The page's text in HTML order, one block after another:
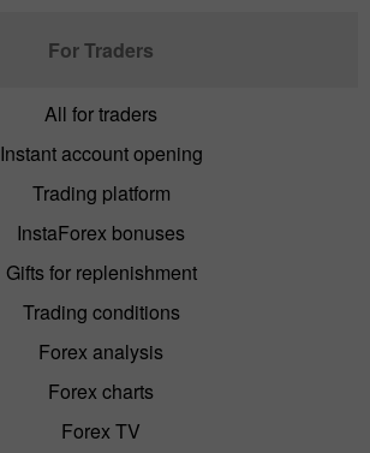
For Traders
All for traders
Instant account opening
Trading platform
InstaForex bonuses
Gifts for replenishment
Trading conditions
Forex analysis
Forex charts
Forex TV